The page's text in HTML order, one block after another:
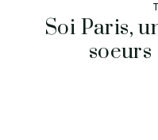
Soi Paris,